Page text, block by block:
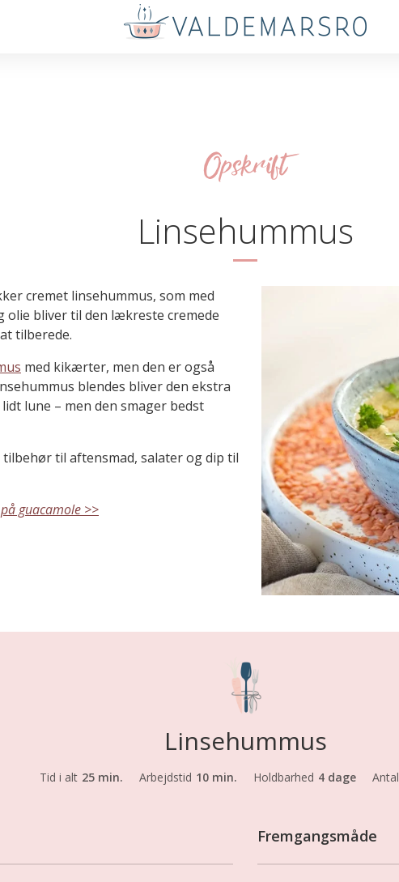
Opskrift
Linsehummus
cremet linsehummus, som med
olie bliver til den lækreste cremede
tilberede.
med kikærter, men den er også
blendes bliver den ekstra
lune – men den smager bedst
til aftensmad, salater og dip til
guacamole >>
Linsehummus
Tid i alt 25 min. Arbejdstid 10 min. Holdbarhed 4 dage Antal
Fremgangsmåde